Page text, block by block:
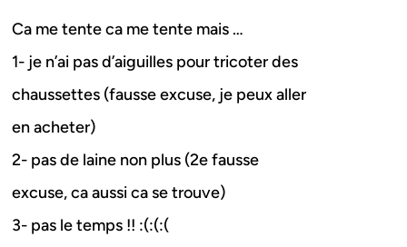
Ca me tente ca me tente mais …
1- je n’ai pas d’aiguilles pour tricoter des
chaussettes (fausse excuse, je peux aller
en acheter)
2- pas de laine non plus (2e fausse
excuse, ca aussi ca se trouve)
3- pas le temps !! :(:(:(